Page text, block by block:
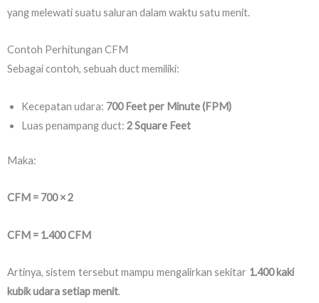
yang melewati suatu saluran dalam waktu satu menit.
Contoh Perhitungan CFM
Sebagai contoh, sebuah duct memiliki:
Kecepatan udara: 700 Feet per Minute (FPM)
Luas penampang duct: 2 Square Feet
Maka:
CFM = 700 × 2
CFM = 1.400 CFM
Artinya, sistem tersebut mampu mengalirkan sekitar 1.400 kaki
kubik udara setiap menit.